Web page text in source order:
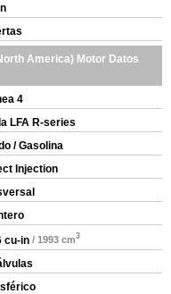
America) Motor Datos
4
LFA R-series
/ Gasolina
Injection
cu-in / 1993 cm3